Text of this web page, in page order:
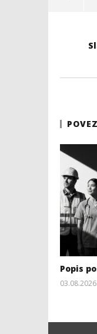
Popis
03.08.2026.